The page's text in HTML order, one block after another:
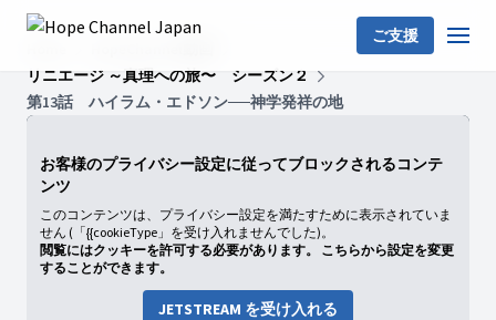
ご支援
リニエージ ～真理への旅〜 シーズン２
第13話 ハイラム・エドソン──神学発祥の地
お客様のプライバシー設定に従ってブロックされるコンテ
ンツ
このコンテンツは、プライバシー設定を満たすために表示されていま
せん (「{{cookieType」を受け入れませんでした)。
閲覧にはクッキーを許可する必要があります。 こちらから設定を変更
することができます。
JETSTREAM を受け入れる